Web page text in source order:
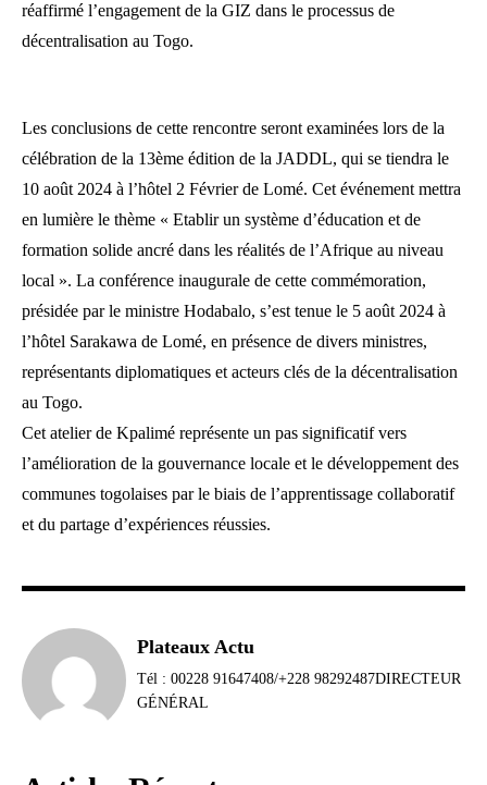
réaffirmé l’engagement de la GIZ dans le processus de
décentralisation au Togo.
Les conclusions de cette rencontre seront examinées lors de la
célébration de la 13ème édition de la JADDL, qui se tiendra le
10 août 2024 à l’hôtel 2 Février de Lomé. Cet événement mettra
en lumière le thème « Etablir un système d’éducation et de
formation solide ancré dans les réalités de l’Afrique au niveau
local ». La conférence inaugurale de cette commémoration,
présidée par le ministre Hodabalo, s’est tenue le 5 août 2024 à
l’hôtel Sarakawa de Lomé, en présence de divers ministres,
représentants diplomatiques et acteurs clés de la décentralisation
au Togo.
Cet atelier de Kpalimé représente un pas significatif vers
l’amélioration de la gouvernance locale et le développement des
communes togolaises par le biais de l’apprentissage collaboratif
et du partage d’expériences réussies.
Plateaux Actu
Tél : 00228 91647408/+228 98292487DIRECTEUR
GÉNÉRAL